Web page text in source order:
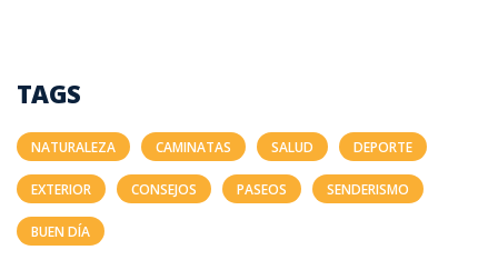
TAGS
NATURALEZA CAMINATAS SALUD DEPORTE
EXTERIOR CONSEJOS PASEOS SENDERISMO
BUEN DÍA